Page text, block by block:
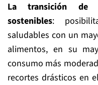
La transición de
sostenibles:
saludables con un
alimentos, en su
consumo más
recortes drásticos en